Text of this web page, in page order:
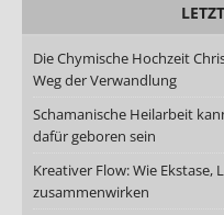
Die Chymische Hochzeit
Weg der Verwandlung
Schamanische Heilarbeit
dafür geboren sein
Kreativer Flow: Wie
zusammenwirken